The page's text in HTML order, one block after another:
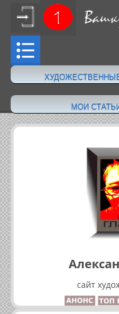
ХУДОЖЕСТВЕННЫЕ
МОИ
сайт